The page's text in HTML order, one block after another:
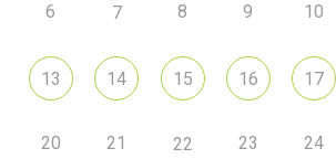
6 7 8 9 10
13 14 15 16 17
20 21 22 23 24